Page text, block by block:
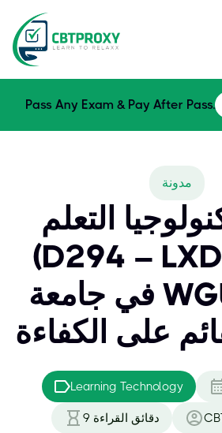
Pass Any Exam & Pay After Pass.
مدونة
التعلم
(D294 –
في جامعة WGU: دليلك
على الكفاءة
Learning Technology
9 دقائق القراءة